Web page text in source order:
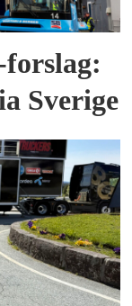
Sverige